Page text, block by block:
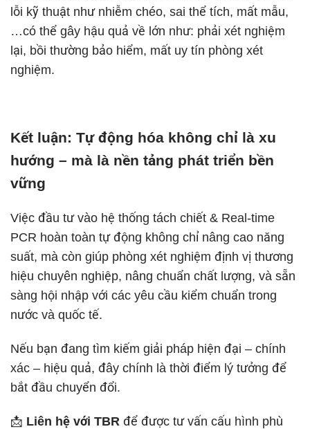
lỗi kỹ thuật như nhiễm chéo, sai thể tích, mất mẫu,
…có thể gây hậu quả về lớn như: phải xét nghiệm
lại, bồi thường bảo hiểm, mất uy tín phòng xét
nghiệm.
Kết luận: Tự động hóa không chỉ là xu
hướng – mà là nền tảng phát triển bền
vững
Việc đầu tư vào hệ thống tách chiết & Real-time
PCR hoàn toàn tự động không chỉ nâng cao năng
suất, mà còn giúp phòng xét nghiệm định vị thương
hiệu chuyên nghiệp, nâng chuẩn chất lượng, và sẵn
sàng hội nhập với các yêu cầu kiểm chuẩn trong
nước và quốc tế.
Nếu bạn đang tìm kiếm giải pháp hiện đại – chính
xác – hiệu quả, đây chính là thời điểm lý tưởng để
bắt đầu chuyển đổi.
📩 Liên hệ với TBR để được tư vấn cấu hình phù